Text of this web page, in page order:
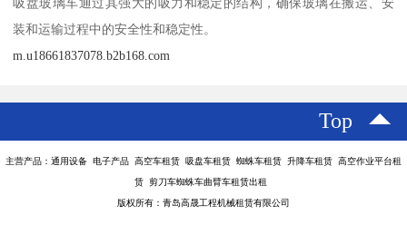
吸盘玻璃车通过其强大的吸力和稳定的结构，确保玻璃在搬运、安
装和运输过程中的安全性和稳定性。
m.u18661837078.b2b168.com
Top
主营产品：通用设备 电子产品 高空车租赁 吸盘车租赁 蜘蛛车租赁 升降车租赁 高空作业平台租
赁 剪刀车蜘蛛车曲臂车租赁出租
版权所有：青岛高晟工程机械租赁有限公司